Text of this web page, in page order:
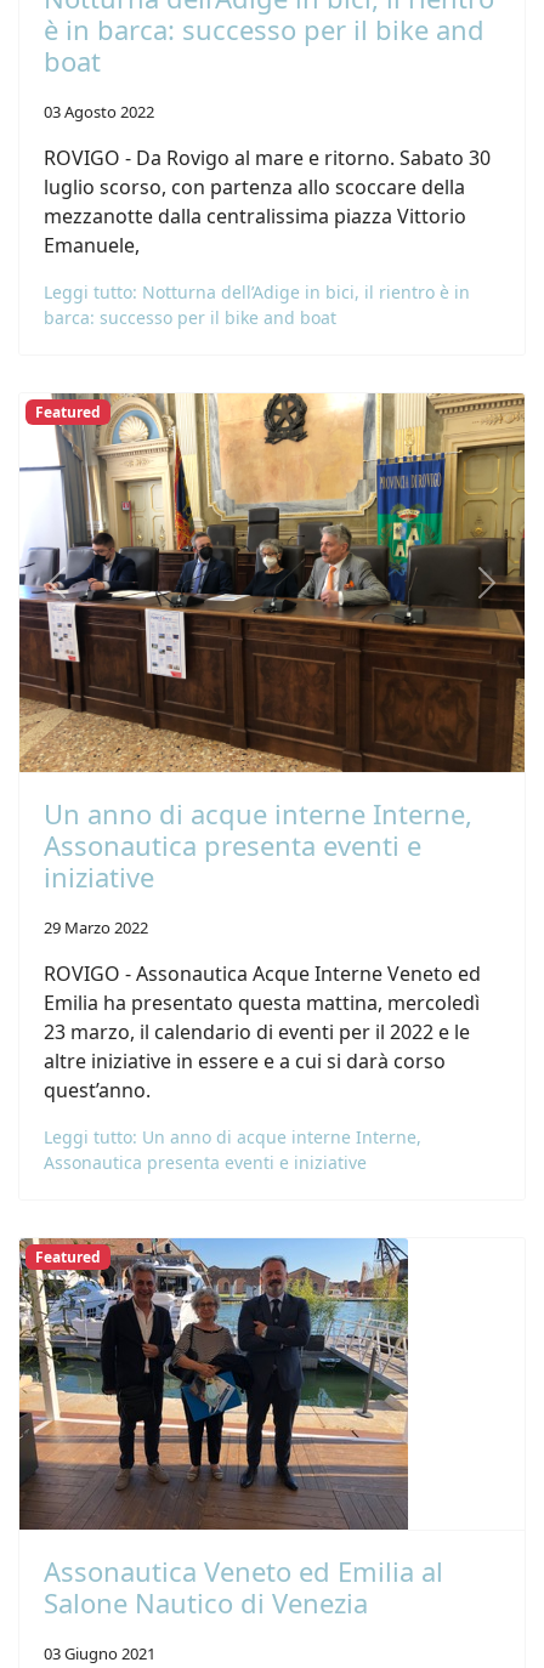
è in barca: successo per il bike and
boat
03 Agosto 2022
ROVIGO - Da Rovigo al mare e ritorno. Sabato 30
luglio scorso, con partenza allo scoccare della
mezzanotte dalla centralissima piazza Vittorio
Emanuele,
Leggi tutto: Notturna dell’Adige in bici, il rientro è in
barca: successo per il bike and boat
Previous Next
Featured
Un anno di acque interne Interne,
Assonautica presenta eventi e
iniziative
29 Marzo 2022
ROVIGO - Assonautica Acque Interne Veneto ed
Emilia ha presentato questa mattina, mercoledì
23 marzo, il calendario di eventi per il 2022 e le
altre iniziative in essere e a cui si darà corso
quest’anno.
Leggi tutto: Un anno di acque interne Interne,
Assonautica presenta eventi e iniziative
Featured
Assonautica Veneto ed Emilia al
Salone Nautico di Venezia
03 Giugno 2021